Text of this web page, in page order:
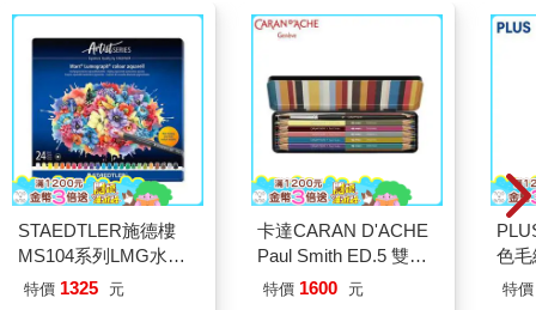
STAEDTLER施德樓
MS104系列LMG水性
色鉛筆/ 24色
特價 1325 元
卡達CARAN D'ACHE
Paul Smith ED.5 雙色
鉛筆組
特價 1600 元
色
特價